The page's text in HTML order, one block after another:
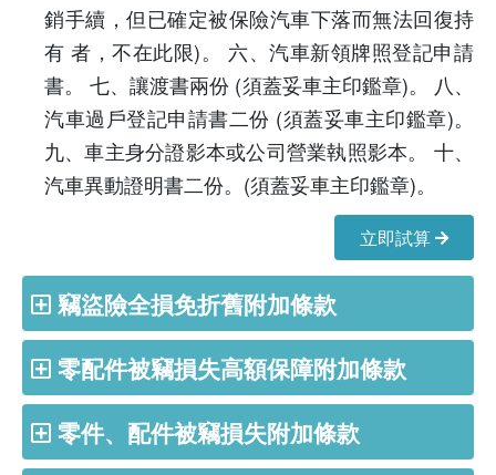
銷手續，但已確定被保險汽車下落而無法回復持
有 者，不在此限)。 六、汽車新領牌照登記申請
書。 七、讓渡書兩份 (須蓋妥車主印鑑章)。 八、
汽車過戶登記申請書二份 (須蓋妥車主印鑑章)。
九、車主身分證影本或公司營業執照影本。 十、
汽車異動證明書二份。(須蓋妥車主印鑑章)。
立即試算
竊盜險全損免折舊附加條款
零配件被竊損失高額保障附加條款
零件、配件被竊損失附加條款